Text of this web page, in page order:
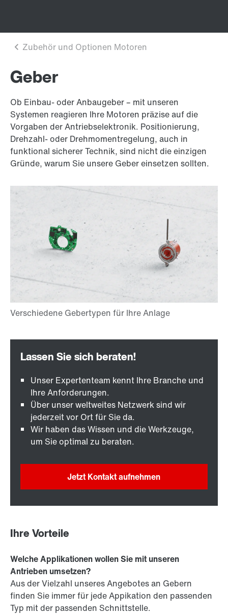
Geber
Ob Einbau- oder Anbaugeber – mit unseren
Systemen reagieren Ihre Motoren präzise auf die
Vorgaben der Antriebselektronik. Positionierung,
Drehzahl- oder Drehmomentregelung, auch in
funktional sicherer Technik, sind nicht die einzigen
Gründe, warum Sie unsere Geber einsetzen sollten.
Unser Expertenteam kennt Ihre Branche und
Ihre Anforderungen.
Über unser weltweites Netzwerk sind wir
jederzeit vor Ort für Sie da.
Wir haben das Wissen und die Werkzeuge,
um Sie optimal zu beraten.
Jetzt Kontakt aufnehmen
Ihre Vorteile
Welche Applikationen wollen Sie mit unseren
Antrieben umsetzen?
Aus der Vielzahl unseres Angebotes an Gebern
finden Sie immer für jede Appikation den passenden
Typ mit der passenden Schnittstelle.